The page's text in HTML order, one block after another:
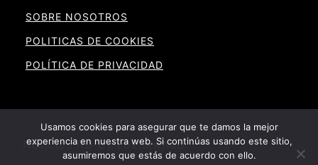
SOBRE NOSOTROS
POLITICAS DE COOKIES
POLÍTICA DE PRIVACIDAD
Noticias RD By Foxnewhub
Usamos cookies para asegurar que te damos la mejor
experiencia en nuestra web. Si continúas usando este sitio,
asumiremos que estás de acuerdo con ello.